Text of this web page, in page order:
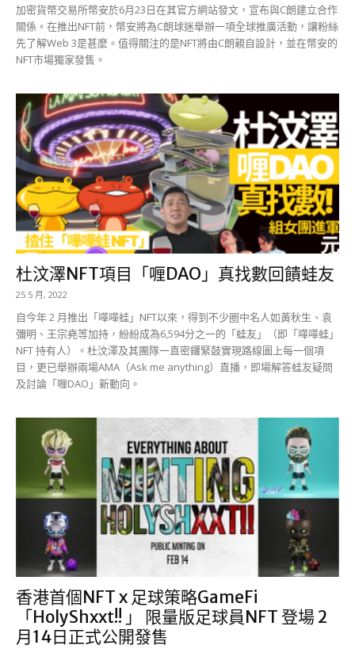
加密貨幣交易所幣安於6月23日在其官方網站發文，宣布與C朗建立合作
關係。在推出NFT前，幣安將為C朗球迷舉辦一項全球推廣活動，讓粉絲
先了解Web 3是甚麼。值得關注的是NFT將由C朗親自設計，並在幣安的
NFT市場獨家發售。
杜汶澤NFT項目「喱DAO」真找數回饋蛙友
25 5 月, 2022
自今年 2 月推出「嘩嘩蛙」NFT以來，得到不少圈中名人如黃秋生、袁
彌明、王宗堯等加持，紛紛成為6,594分之一的「蛙友」（即「嘩嘩蛙」
NFT 持有人）。杜汶澤及其團隊一直密鑼緊鼓實現路線圖上每一個項
目，更已舉辦兩場AMA（Ask me anything）直播，即場解答蛙友疑問
及討論「喱DAO」新動向。
香港首個NFT x 足球策略GameFi
「HolyShxxt!! 」 限量版足球員NFT 登場 2
月14日正式公開發售